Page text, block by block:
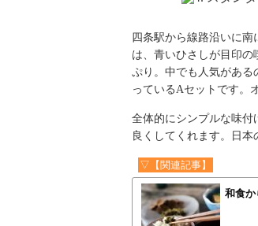
四条駅から線路沿いに南
は、青いひさしが目印の
ぷり。中でも人気がある
っているAセットです。
全体的にシンプルな味付
良くしてくれます。日
▽【関連記事】
和食か